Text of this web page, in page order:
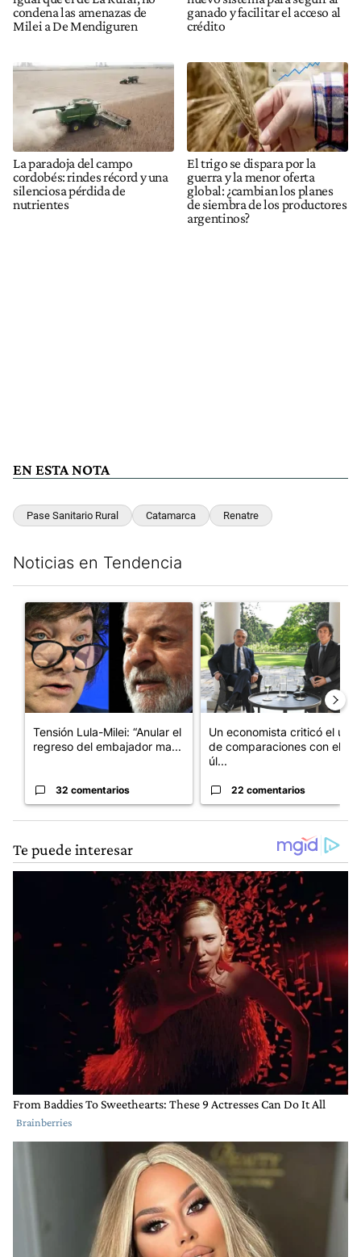
condena las amenazas de
Milei a De Mendiguren
ganado y facilitar el acceso al
crédito
La paradoja del campo
cordobés: rindes récord y una
silenciosa pérdida de
nutrientes
El trigo se dispara por la
guerra y la menor oferta
global: ¿cambian los planes
de siembra de los productores
argentinos?
EN ESTA NOTA
Pase Sanitario Rural Catamarca Renatre
Noticias en Tendencia
Un artículo de tendencia con el título "Tensión Lula-Milei:
Tensión Lula-Milei: “Anular el
regreso del embajador ma...
32 comentarios
Un artículo de tendencia con
Un economista criticó el uso
de comparaciones con el
úl...
22 comentarios